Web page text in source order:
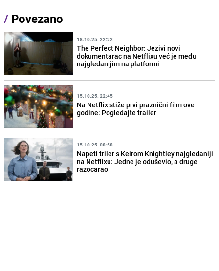
/ Povezano
18.10.25. 22:22
The Perfect Neighbor: Jezivi novi
dokumentarac na Netflixu već je među
najgledanijim na platformi
15.10.25. 22:45
Na Netflix stiže prvi praznični film ove
godine: Pogledajte trailer
15.10.25. 08:58
Napeti triler s Keirom Knightley najgledaniji
na Netflixu: Jedne je oduševio, a druge
razočarao